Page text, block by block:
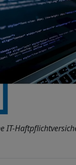
IT-